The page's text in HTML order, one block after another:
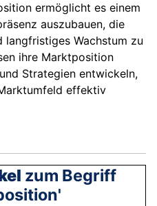
ermöglicht es einem
auszubauen, die
langfristiges Wachstum zu
ihre Marktposition
Strategien entwickeln,
effektiv
zum Begriff